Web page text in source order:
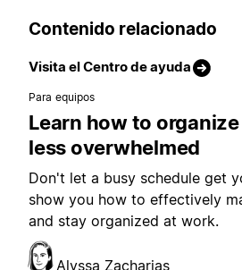
Contenido relacionado
Visita el Centro de ayuda
Para equipos
Learn how to
less overwhelmed
Don't let a busy schedule get
show you how to effectively
and stay organized at work.
Alyssa Zacharias